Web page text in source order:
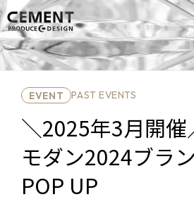
EVENT PAST EVENTS
＼2025年3月開催
モダン2024ブラ
POP UP